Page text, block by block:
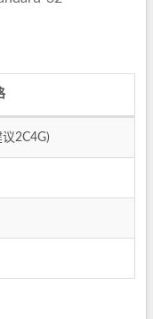
2C4G)